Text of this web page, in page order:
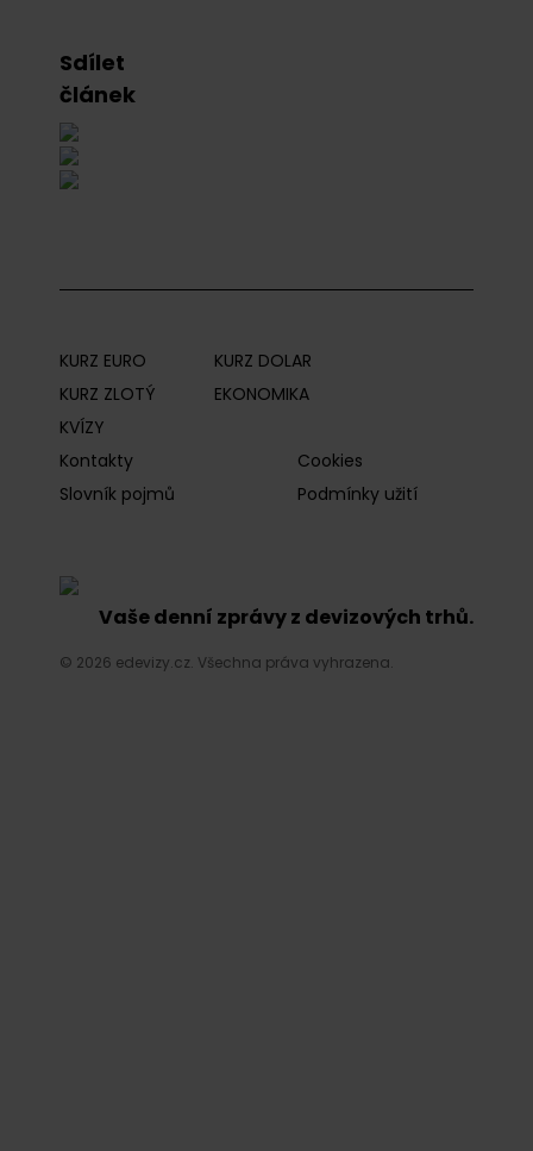
Sdílet
článek
KURZ EURO
KURZ DOLAR
KURZ ZLOTÝ
EKONOMIKA
KVÍZY
Kontakty
Cookies
Slovník pojmů
Podmínky užití
Vaše denní zprávy z devizových trhů.
© 2026 edevizy.cz. Všechna práva vyhrazena.